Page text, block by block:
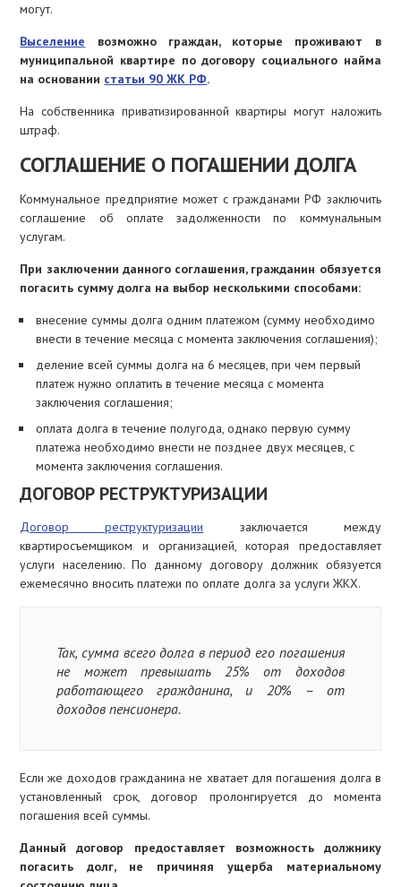
могут.
Выселение возможно граждан, которые проживают в
муниципальной квартире по договору социального найма
на основании статьи 90 ЖК РФ.
На собственника приватизированной квартиры могут наложить
штраф.
СОГЛАШЕНИЕ О ПОГАШЕНИИ ДОЛГА
Коммунальное предприятие может с гражданами РФ заключить
соглашение об оплате задолженности по коммунальным
услугам.
При заключении данного соглашения, гражданин обязуется
погасить сумму долга на выбор несколькими способами:
внесение суммы долга одним платежом (сумму необходимо
внести в течение месяца с момента заключения соглашения);
деление всей суммы долга на 6 месяцев, при чем первый
платеж нужно оплатить в течение месяца с момента
заключения соглашения;
оплата долга в течение полугода, однако первую сумму
платежа необходимо внести не позднее двух месяцев, с
момента заключения соглашения.
ДОГОВОР РЕСТРУКТУРИЗАЦИИ
Договор реструктуризации заключается между
квартиросъемщиком и организацией, которая предоставляет
услуги населению. По данному договору должник обязуется
ежемесячно вносить платежи по оплате долга за услуги ЖКХ.
Так, сумма всего долга в период его погашения
не может превышать 25% от доходов
работающего гражданина, и 20% – от
доходов пенсионера.
Если же доходов гражданина не хватает для погашения долга в
установленный срок, договор пролонгируется до момента
погашения всей суммы.
Данный договор предоставляет возможность должнику
погасить долг, не причиняя ущерба материальному